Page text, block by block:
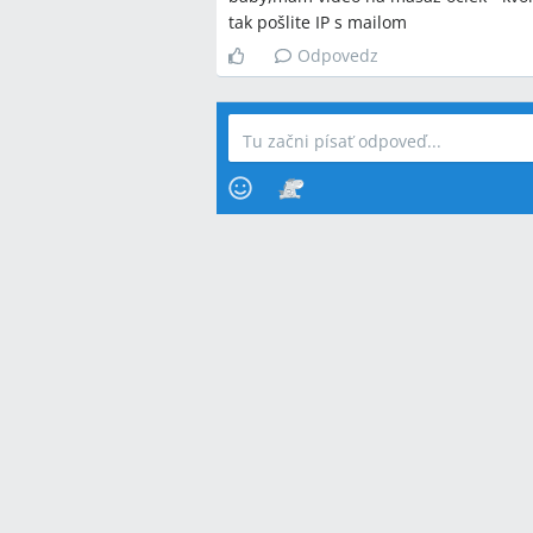
tak pošlite IP s mailom
Odpovedz